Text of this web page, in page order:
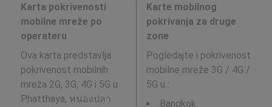
Karta pokrivenosti
mobilne mreže po
operateru
Ova karta predstavlja
pokrivenost mobilnih
mreža 2G, 3G, 4G i 5G u
Phatthaya, หนองปลา
Karte mobilnog
pokrivanja za druge
zone
Pogledajte i pokrivenost
mobilne mreže 3G / 4G /
5G u :
Bangkok